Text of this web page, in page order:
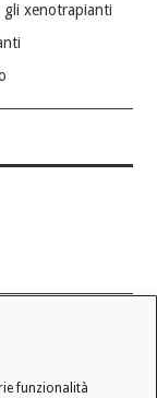
funzionalità
gli xenotrapianti